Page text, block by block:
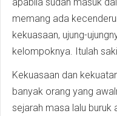
memang ada
kekuasaan, ujung-
kelompoknya. Itulah
Kekuasaan dan
banyak orang yang
sejarah masa lalu buruk